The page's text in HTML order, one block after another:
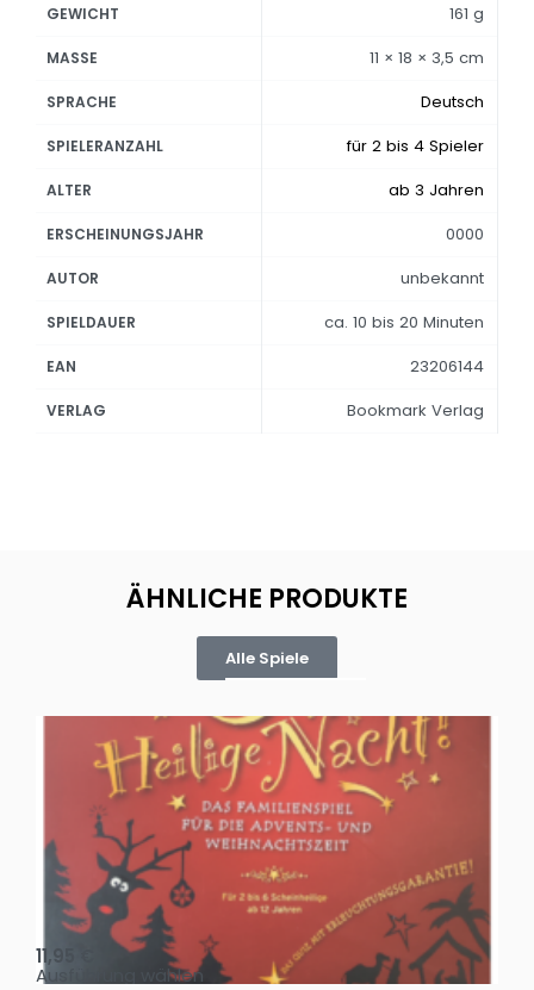
GEWICHT 161 g
MASSE 11 × 18 × 3,5 cm
SPRACHE Deutsch
SPIELERANZAHL für 2 bis 4 Spieler
ALTER ab 3 Jahren
ERSCHEINUNGSJAHR 0000
AUTOR unbekannt
SPIELDAUER ca. 10 bis 20 Minuten
EAN 23206144
VERLAG Bookmark Verlag
ÄHNLICHE PRODUKTE
Alle Spiele
Oh, heilige Nacht!
11,95
Ausführung wählen